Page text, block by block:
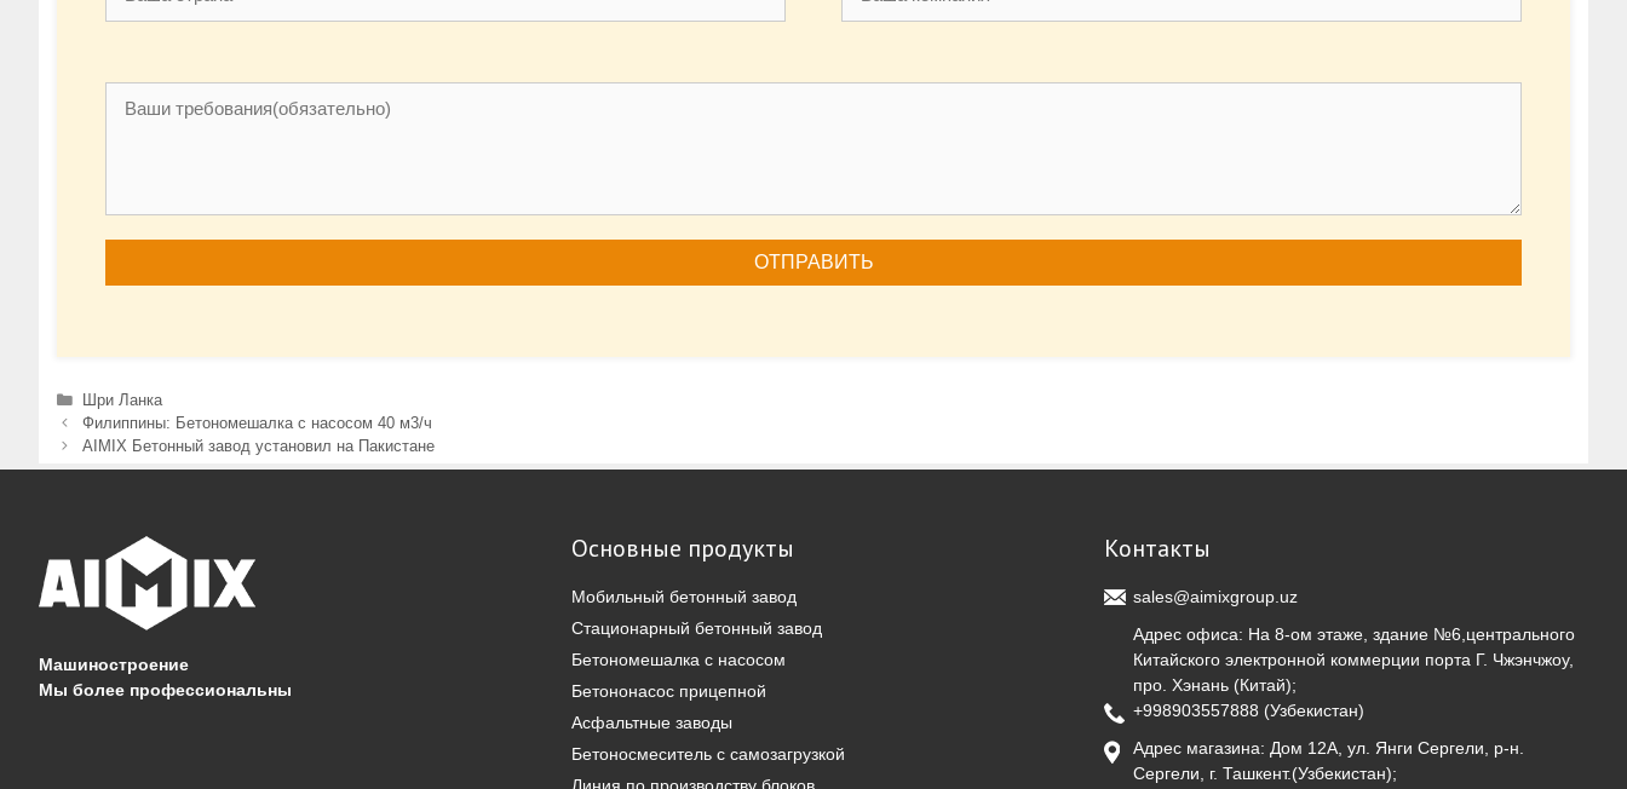
Рубрики
Шри Ланка
Филиппины: Бетономешалка с насосом 40 м3/ч
AIMIX Бетонный завод установил на Пакистане
Машиностроение
Мы более профессиональны
Основные продукты
Мобильный бетонный завод
Стационарный бетонный завод
Бетономешалка с насосом
Бетононасос прицепной
Асфальтные заводы
Бетоносмеситель с самозагрузкой
Контакты
sales@aimixgroup.uz
Адрес офиса: На 8-ом этаже, здание №6,центрального
Китайского электронной коммерции порта Г. Чжэнчжоу,
про. Хэнань (Китай);
+998903557888 (Узбекистан)
Адрес магазина: Дом 12А, ул. Янги Сергели, р-н.
Сергели, г. Ташкент.(Узбекистан);